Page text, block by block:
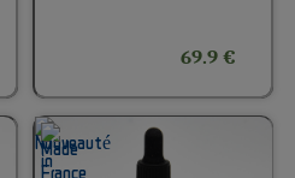
69.9 €